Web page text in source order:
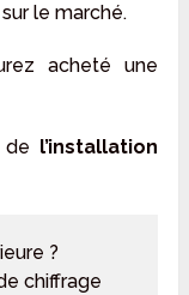
le marché.
acheté une
de l’installation
?
chiffrage